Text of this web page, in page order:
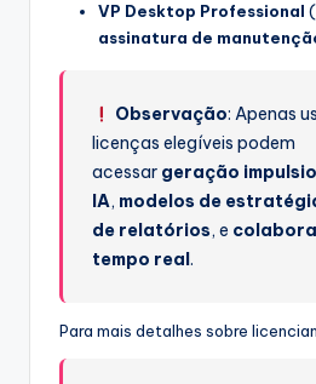
VP Desktop Professional
assinatura de
Observação: Apenas
licenças elegíveis podem
acessar geração
IA, modelos de
de relatórios, e
tempo real.
Para mais detalhes sobre